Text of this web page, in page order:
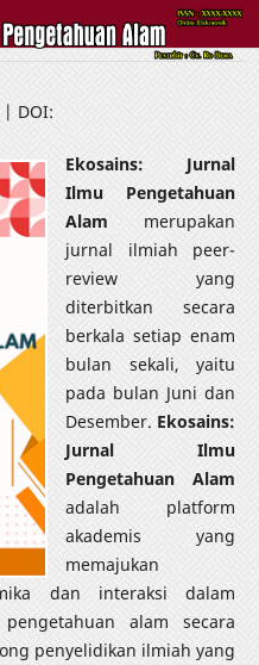
| DOI:
Ekosains: Jurnal
Ilmu Pengetahuan
Alam merupakan
jurnal ilmiah peer-
review yang
diterbitkan secara
berkala setiap enam
bulan sekali, yaitu
pada bulan Juni dan
Desember. Ekosains:
Jurnal Ilmu
Pengetahuan Alam
adalah platform
akademis yang
memajukan
dan interaksi dalam
alam secara
penyelidikan ilmiah yang